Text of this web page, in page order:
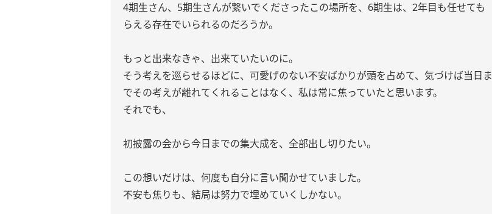
4期生さん、5期生さんが繋いでくださったこの場所を、6期生は、2年目も任せても
らえる存在でいられるのだろうか。
もっと出来なきゃ、出来ていたいのに。
そう考えを巡らせるほどに、可愛げのない不安ばかりが頭を占めて、気づけば当日ま
でその考えが離れてくれることはなく、私は常に焦っていたと思います。
それでも、
初披露の会から今日までの集大成を、全部出し切りたい。
この想いだけは、何度も自分に言い聞かせていました。
不安も焦りも、結局は努力で埋めていくしかない。